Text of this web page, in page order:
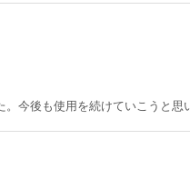
今後も使用を続けていこうと思